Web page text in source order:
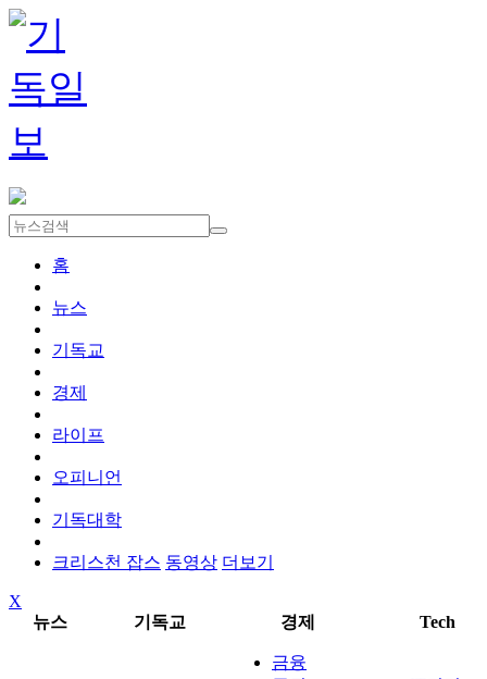
홈
뉴스
기독교
경제
라이프
오피니언
기독대학
크리스천 잡스 동영상 더보기
X
뉴스
기독교 경제 Tech
금융